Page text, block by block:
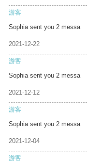
游客
Sophia sent you 2 messa
2021-12-22
游客
Sophia sent you 2 messa
2021-12-12
游客
Sophia sent you 2 messa
2021-12-04
游客